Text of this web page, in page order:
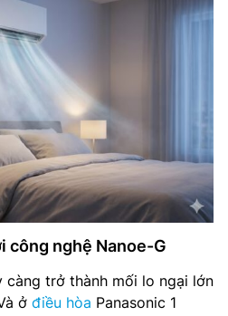
công nghệ Nanoe-G
càng trở thành mối lo ngại lớn
ở điều hòa Panasonic 1